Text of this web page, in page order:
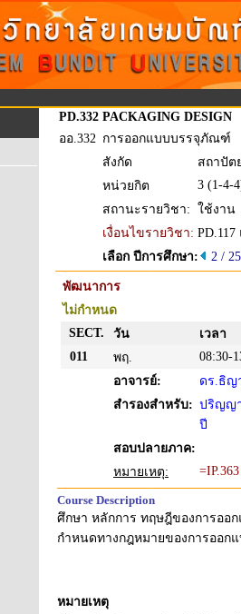
PD.332 PACKAGING DESIGN
ออ.332 การออกแบบบรรจุภัณฑ์
สังกัด
สถาปัต
หน่วยกิต
3 (1-4-
สถานะรายวิชา: ใช้งาน
เงื่อนไขรายวิชา: PD.117
เลือก ปีการศึกษา:
2 /
พัฒนาการ
ไม่กำหนด
SECT.
วัน
เวลา
011
พฤ.
08:30-
อาจารย์:
ดร.ธิญ
สำรองสำหรับ: ปริญญ
ปี
สอบปลายภาค:
หมายเหตุ:
Course Description
ศึกษา หลักการ ทฤษฎีของการอ
กำหนดทางกฎหมายของการออ
หมายเหตุ